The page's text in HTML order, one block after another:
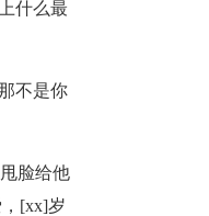
什么最
不是你
脸给他
[xx]岁